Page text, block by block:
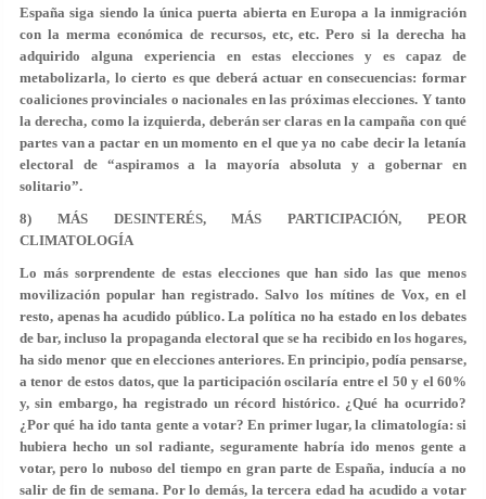
España siga siendo la única puerta abierta en Europa a la inmigración
con la merma económica de recursos, etc, etc. Pero si la derecha ha
adquirido alguna experiencia en estas elecciones y es capaz de
metabolizarla, lo cierto es que deberá actuar en consecuencias: formar
coaliciones provinciales o nacionales en las próximas elecciones. Y tanto
la derecha, como la izquierda, deberán ser claras en la campaña con qué
partes van a pactar en un momento en el que ya no cabe decir la letanía
electoral de “aspiramos a la mayoría absoluta y a gobernar en
solitario”.
8) MÁS DESINTERÉS, MÁS PARTICIPACIÓN, PEOR
CLIMATOLOGÍA
Lo más sorprendente de estas elecciones que han sido las que menos
movilización popular han registrado. Salvo los mítines de Vox, en el
resto, apenas ha acudido público. La política no ha estado en los debates
de bar, incluso la propaganda electoral que se ha recibido en los hogares,
ha sido menor que en elecciones anteriores. En principio, podía pensarse,
a tenor de estos datos, que la participación oscilaría entre el 50 y el 60%
y, sin embargo, ha registrado un récord histórico. ¿Qué ha ocurrido?
¿Por qué ha ido tanta gente a votar? En primer lugar, la climatología: si
hubiera hecho un sol radiante, seguramente habría ido menos gente a
votar, pero lo nuboso del tiempo en gran parte de España, inducía a no
salir de fin de semana. Por lo demás, la tercera edad ha acudido a votar